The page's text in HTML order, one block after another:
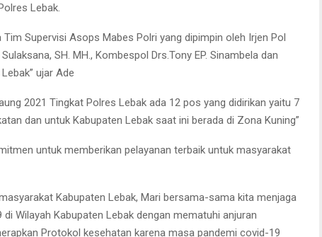
Lebak.
Supervisi Asops Mabes Polri yang dipimpin oleh Irjen Pol
SH. MH., Kombespol Drs.Tony EP. Sinambela dan
ujar Ade
2021 Tingkat Polres Lebak ada 12 pos yang didirikan yaitu 7
dan untuk Kabupaten Lebak saat ini berada di Zona Kuning”
untuk memberikan pelayanan terbaik untuk masyarakat
Kabupaten Lebak, Mari bersama-sama kita menjaga
Wilayah Kabupaten Lebak dengan mematuhi anjuran
Protokol kesehatan karena masa pandemi covid-19